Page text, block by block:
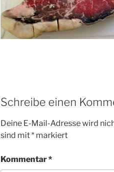
Schreibe einen
Deine E-Mail-Adresse wird
sind mit* markiert
Kommentar*